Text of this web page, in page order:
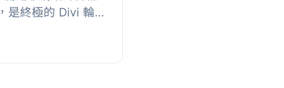
是終極的 Divi 輪